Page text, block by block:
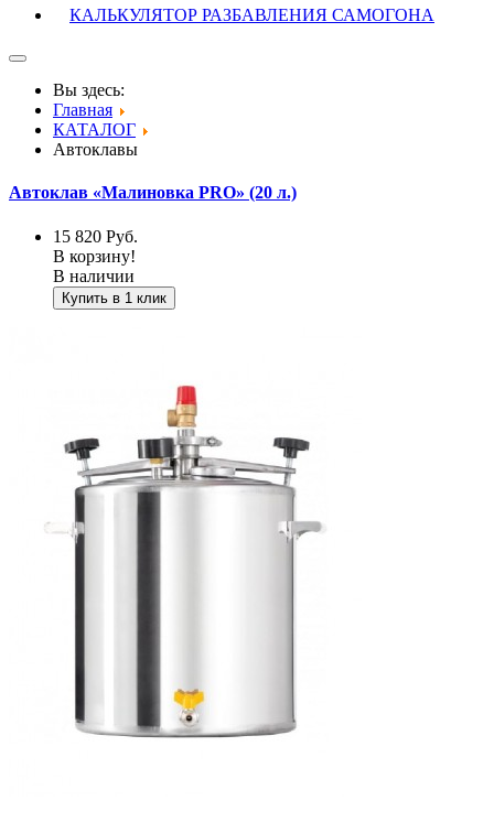
КАЛЬКУЛЯТОР РАЗБАВЛЕНИЯ САМОГОНА
Вы здесь:
Главная
КАТАЛОГ
Автоклавы
Автоклав «Малиновка PRO» (20 л.)
15 820 Руб.
В корзину!
В наличии
Купить в 1 клик